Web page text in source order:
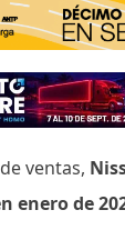
ventas,
enero de